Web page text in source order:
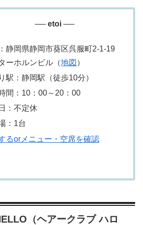
── etoi ──
静岡県静岡市葵区呉服町2-1-19
ーホルンビル（地図 ）
駅：静岡駅（徒歩10分）
間：10：00～20：00
：不定休
：1台
るorメニュー・空席を確認
（ヘアークラブ ハロ